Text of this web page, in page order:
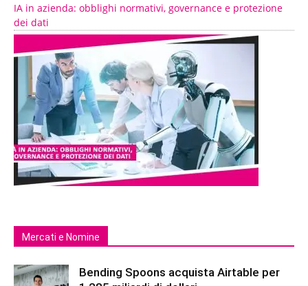
IA in azienda: obblighi normativi, governance e protezione
dei dati
Mercati e Nomine
Bending Spoons acquista Airtable per